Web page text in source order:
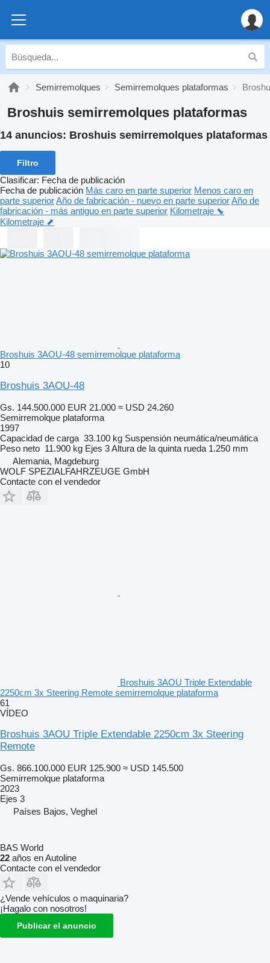
Semirremolques Semirremolques plataformas
Broshuis semirremolques plataformas
14 anuncios: Broshuis semirremolques plataformas
Filtro
Clasificar: Fecha de publicación
Fecha de publicación Más caro en parte superior Menos caro en
parte superiorAño de fabricación - nuevo en parte superiorAño de
fabricación - más antiguo en parte superior Kilometraje ⬊
Kilometraje ⬈
Broshuis 3AOU-48 semirremolque plataforma
10
Broshuis 3AOU-48
Gs. 144.500.000 EUR 21.000 ≈ USD 24.260
Semirremolque plataforma
1997
Capacidad de carga 33.100 kg Suspensión neumática/neumática
Peso neto 11.900 kg Ejes 3Altura de la quinta rueda 1.250 mm
Alemania, Magdeburg
WOLF SPEZIALFAHRZEUGE GmbH
Contacte con el vendedor
Broshuis 3AOU Triple Extendable
2250cm 3x Steering Remote semirremolque plataforma
61
VÍDEO
Broshuis 3AOU Triple Extendable 2250cm 3x Steering
Remote
Gs. 866.100.000 EUR 125.900 ≈ USD 145.500
Semirremolque plataforma
2023
Ejes 3
Países Bajos, Veghel
BAS World
22 años en Autoline
Contacte con el vendedor
¿Vende vehículos o maquinaria?
¡Hagalo con nosotros!
Publicar el anuncio